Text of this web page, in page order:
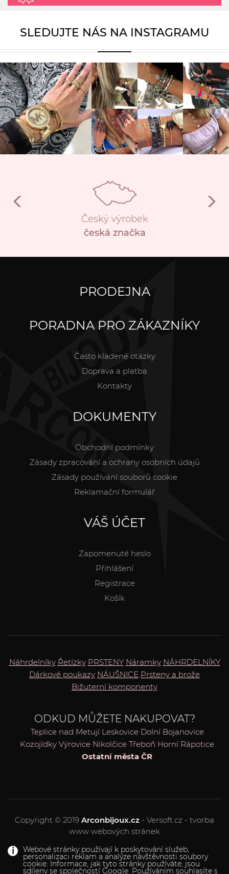
Webové stránky používají k poskytování služeb,
personalizaci reklam a analýze návštěvnosti soubory
cookie. Informace, jak tyto stránky používáte, jsou
sdíleny se společností Google. Používáním souhlasíte s
SLEDUJTE NÁS NA INSTAGRAMU
Český výrobek
česká značka
PRODEJNA
PORADNA PRO ZÁKAZNÍKY
Často kladené otázky
Doprava a platba
Kontakty
DOKUMENTY
Obchodní podmínky
Zásady zpracování a ochrany osobních údajů
Zásady používání souborů cookie
Reklamační formulář
VÁŠ ÚČET
Zapomenuté heslo
Přihlášení
Registrace
Košík
Náhrdelníky Řetízky PRSTENY Náramky NÁHRDELNÍKY
Dárkové poukazy NÁUŠNICE Prsteny a brože
Bižuterní komponenty
ODKUD MŮŽETE NAKUPOVAT?
Teplice nad Metují Leskovice Dolní Bojanovice
Kozojídky Výrovice Nikolčice Třeboň Horní Rápotice
Ostatní města ČR
Copyright © 2019 Arconbijoux.cz - Versoft.cz - tvorba
www webových stránek